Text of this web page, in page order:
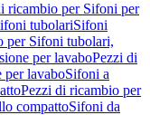
ricambio per Sifoni per
tubolariSifoni
per Sifoni tubolari,
per lavaboPezzi di
per lavaboSifoni a
Pezzi di ricambio per
compattoSifoni da